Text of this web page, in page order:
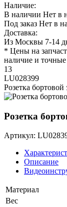
Наличие:
В наличии Нет в
Под заказ Нет в
Доставка:
Из Москвы 7-14
* Цены на
наличие и
13
LU028399
Розетка бортовой
Розетка
Артикул:
Описание
Материал
Вес